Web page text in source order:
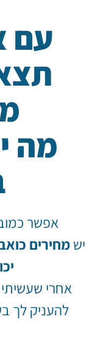
עם
מה
אפשר
ישמחירים
אחרי
להעניק לך